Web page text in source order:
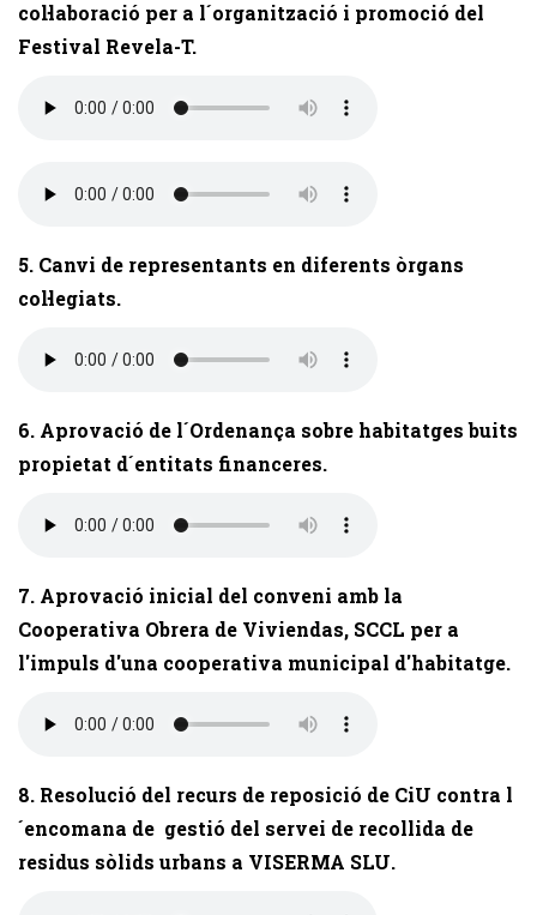
col·laboració per a l´organització i promoció del
Festival Revela-T.
5. Canvi de representants en diferents òrgans
col·legiats.
6. Aprovació de l´Ordenança sobre habitatges buits
propietat d´entitats financeres.
7. Aprovació inicial del conveni amb la
Cooperativa Obrera de Viviendas, SCCL per a
l'impuls d'una cooperativa municipal d'habitatge.
8. Resolució del recurs de reposició de CiU contra l
´encomana de gestió del servei de recollida de
residus sòlids urbans a VISERMA SLU.